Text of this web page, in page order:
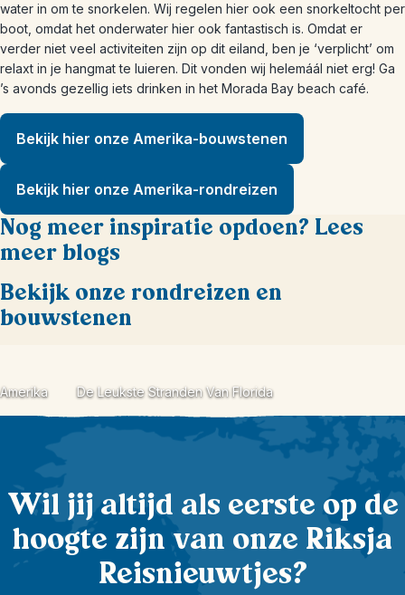
water in om te snorkelen. Wij regelen hier ook een snorkeltocht per
boot, omdat het onderwater hier ook fantastisch is. Omdat er
verder niet veel activiteiten zijn op dit eiland, ben je ‘verplicht’ om
relaxt in je hangmat te luieren. Dit vonden wij helemáál niet erg! Ga
’s avonds gezellig iets drinken in het Morada Bay beach café.
Bekijk hier onze Amerika-bouwstenen
Bekijk hier onze Amerika-rondreizen
Nog meer inspiratie opdoen? Lees
meer blogs
Bekijk onze rondreizen en
bouwstenen
Amerika De Leukste Stranden Van Florida
Wil jij altijd als eerste op de
hoogte zijn van onze Riksja
Reisnieuwtjes?